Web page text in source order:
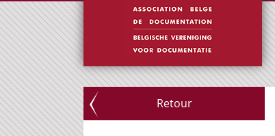
Retour